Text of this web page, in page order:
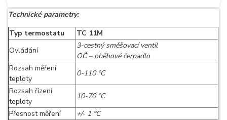
Technické parametry:
Typ termostatu
TC 11M
Ovládání
3-cestný směšovací ventil
OČ – oběhové čerpadlo
Rozsah měření
teploty
0-110 °C
Rozsah řízení
teploty
10-70 °C
Přesnost měření
+/- 1 °C